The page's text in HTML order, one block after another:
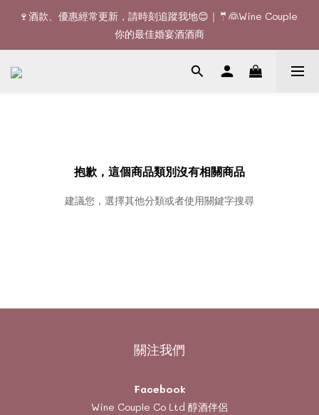
🚚全單滿$1200或6支可享免費送貨 (香港)｜🆕全新澳門送貨服務
(詳情請查詢)
🍷酒款、優惠經常更新，請時刻追蹤我地😊｜🤵👰Wine Couple
你的最佳婚宴酒酒商
🚚全單滿$1200或6支可享免費送貨 (香港)｜🆕全新澳門送貨服務
抱歉，這個商品類別沒有相關商品
建議您，選擇其他分類或者使用關鍵字搜尋
關注我們
Facebook
Wine Couple Co Ltd 醇酒伴侶